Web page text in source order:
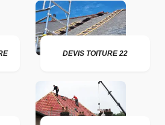
DEVIS TOITURE 22